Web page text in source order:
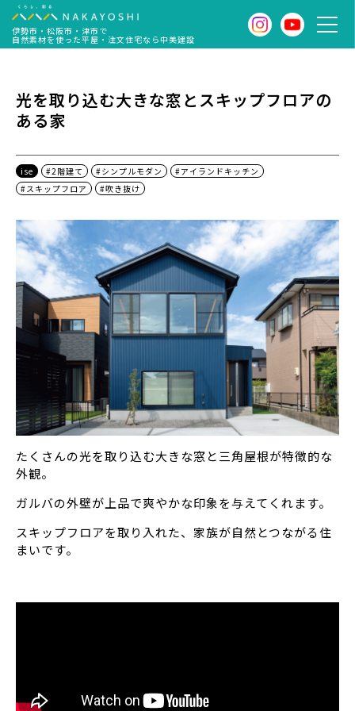
伊勢市・松阪市・津市で
自然素材を使った平屋・注文住宅なら中美建設
光を取り込む大きな窓とスキップフロアの
ある家
ise #2階建て #シンプルモダン
#アイランドキッチン
#スキップフロア
#吹き抜け
たくさんの光を取り込む大きな窓と三角屋根が特徴的な
外観。
ガルバの外壁が上品で爽やかな印象を与えてくれます。
スキップフロアを取り入れた、家族が自然とつながる住
まいです。